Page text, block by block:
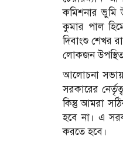
কমিশনার ভুমি
কুমার পাল
দিবাংশু শেখর
লোকজন উপস্থিত
আলোচনা সভায়
সরকারের
কিন্তু আমরা
হবে না। এ
করতে হবে।